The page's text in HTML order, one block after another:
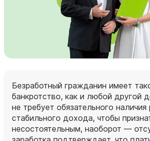
Безработный гражданин имеет
банкротство, как и любой другой
не требует обязательного
стабильного дохода, чтобы
несостоятельным, наоборот —